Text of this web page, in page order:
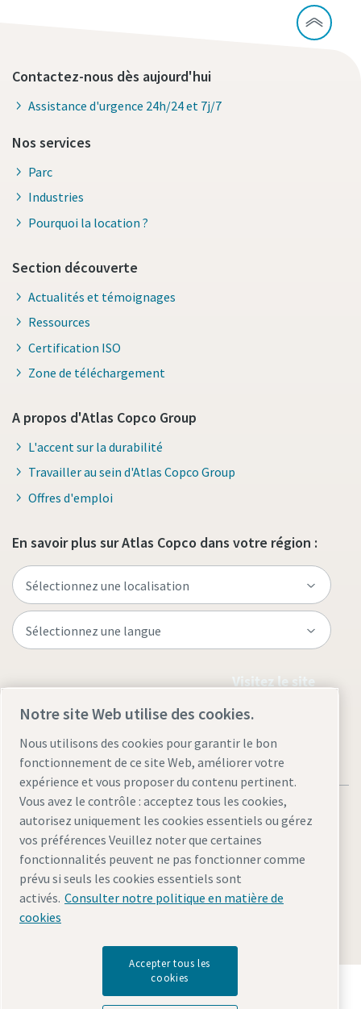
Contactez-nous dès aujourd'hui
Assistance d'urgence 24h/24 et 7j/7
Nos services
Parc
Industries
Pourquoi la location ?
Section découverte
Actualités et témoignages
Ressources
Certification ISO
Zone de téléchargement
A propos d'Atlas Copco Group
L'accent sur la durabilité
Travailler au sein d'Atlas Copco Group
Offres d'emploi
En savoir plus sur Atlas Copco dans votre région :
Visitez le site
Mentions légales et déclaration de confidentialité
Gérer les cookiesAccessibilitéPlan du site
© 2026 Atlas Copco AB
Découvrez comment le groupe Atlas Copco met en
œuvre une technologie qui transforme l'avenir.
Notre site Web utilise des cookies.
Nous utilisons des cookies pour garantir le bon
fonctionnement de ce site Web, améliorer votre
expérience et vous proposer du contenu pertinent.
Vous avez le contrôle : acceptez tous les cookies,
autorisez uniquement les cookies essentiels ou gérez
vos préférences Veuillez noter que certaines
fonctionnalités peuvent ne pas fonctionner comme
prévu si seuls les cookies essentiels sont
activés. Consulter notre politique en matière de
cookies
Accepter tous les
cookies